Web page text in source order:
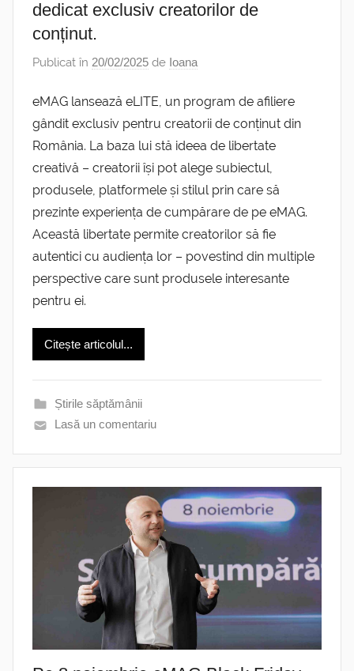
dedicat exclusiv creatorilor de
conținut.
Publicat în 20/02/2025 de Ioana
eMAG lansează eLITE, un program de afiliere
gândit exclusiv pentru creatorii de conținut din
România. La baza lui stă ideea de libertate
creativă – creatorii își pot alege subiectul,
produsele, platformele și stilul prin care să
prezinte experiența de cumpărare de pe eMAG.
Această libertate permite creatorilor să fie
autentici cu audiența lor – povestind din multiple
perspective care sunt produsele interesante
pentru ei.
Citește articolul...
Știrile săptămânii
Lasă un comentariu